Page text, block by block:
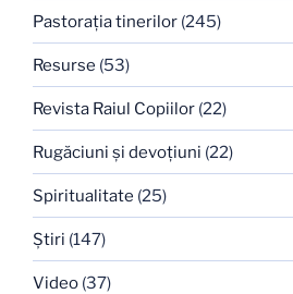
Pastoraţia tinerilor (245)
Resurse (53)
Revista Raiul Copiilor (22)
Rugăciuni şi devoţiuni (22)
Spiritualitate (25)
Ştiri (147)
Video (37)